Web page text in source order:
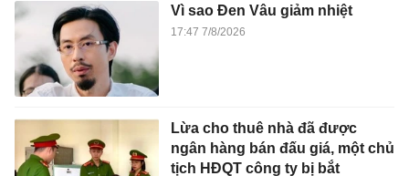
Vì sao Đen Vâu giảm nhiệt
17:47 7/8/2026
Lừa cho thuê nhà đã được
ngân hàng bán đấu giá, một chủ
tịch HĐQT công ty bị bắt